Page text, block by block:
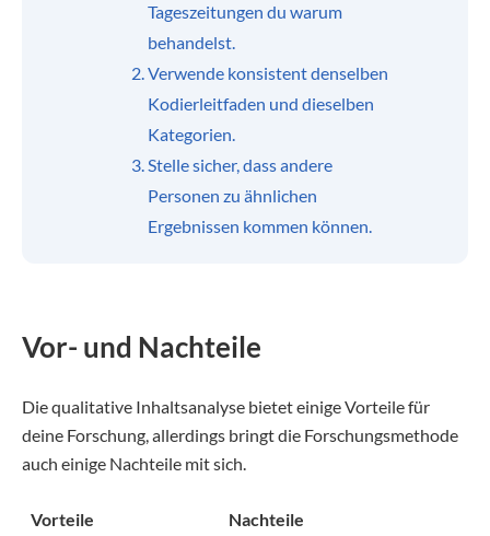
Tageszeitungen du warum
behandelst.
Verwende konsistent denselben
Kodierleitfaden und dieselben
Kategorien.
Stelle sicher, dass andere
Personen zu ähnlichen
Ergebnissen kommen können.
Vor- und Nachteile
Die qualitative Inhaltsanalyse bietet einige Vorteile für
deine Forschung, allerdings bringt die Forschungsmethode
auch einige Nachteile mit sich.
Vorteile Nachteile